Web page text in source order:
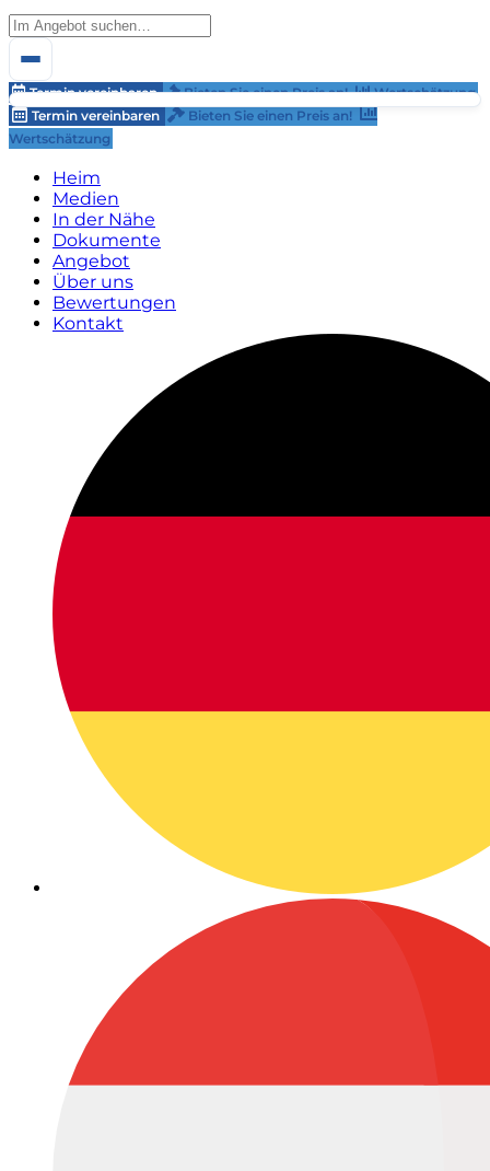
Termin vereinbaren Bieten Sie einen Preis an!
Wertschätzung
Termin vereinbaren
Bieten Sie einen Preis an!
Wertschätzung
Heim
Medien
In der Nähe
Dokumente
Angebot
Über uns
Bewertungen
Kontakt